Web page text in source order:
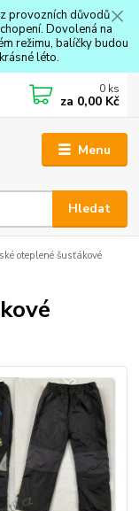
provozních důvodů
Dovolená na
režimu, balíčky budou
léto.
Menu
Hledat
0 ks
za 0,00 Kč
oteplené šusťákové